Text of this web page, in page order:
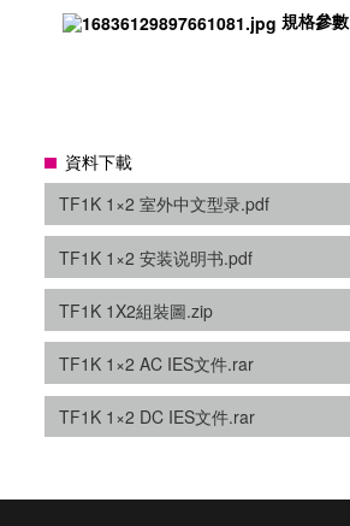
規格參數
資料下載
TF1K 1×2 室外中文型录.pdf
TF1K 1×2 安装说明书.pdf
TF1K 1X2組裝圖.zip
TF1K 1×2 AC IES文件.rar
TF1K 1×2 DC IES文件.rar